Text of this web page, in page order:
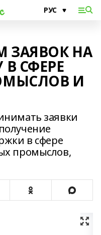
ЗАЯВОК НА
СФЕРЕ
И
заявки
в сфере
промыслов,